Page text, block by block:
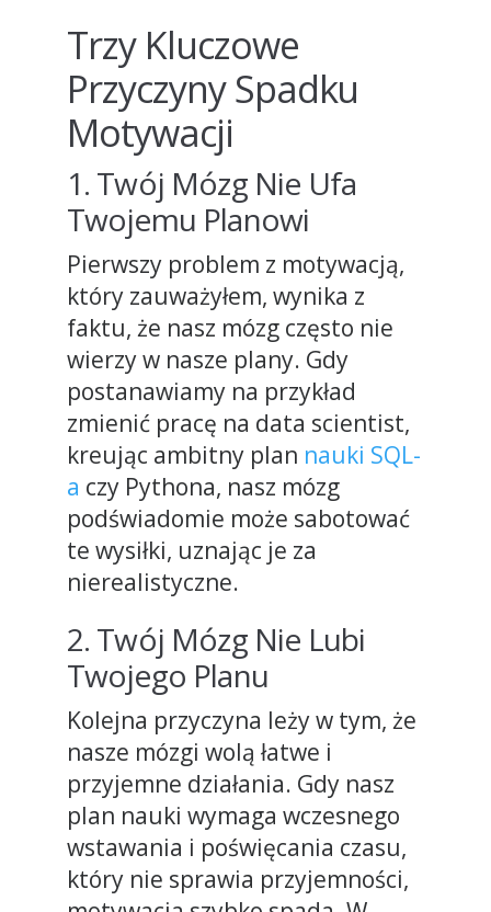
Trzy Kluczowe
Przyczyny Spadku
Motywacji
1. Twój Mózg Nie Ufa
Twojemu Planowi
Pierwszy problem z motywacją,
który zauważyłem, wynika z
faktu, że nasz mózg często nie
wierzy w nasze plany. Gdy
postanawiamy na przykład
zmienić pracę na data scientist,
kreując ambitny plan nauki SQL-
a czy Pythona, nasz mózg
podświadomie może sabotować
te wysiłki, uznając je za
nierealistyczne.
2. Twój Mózg Nie Lubi
Twojego Planu
Kolejna przyczyna leży w tym, że
nasze mózgi wolą łatwe i
przyjemne działania. Gdy nasz
plan nauki wymaga wczesnego
wstawania i poświęcania czasu,
który nie sprawia przyjemności,